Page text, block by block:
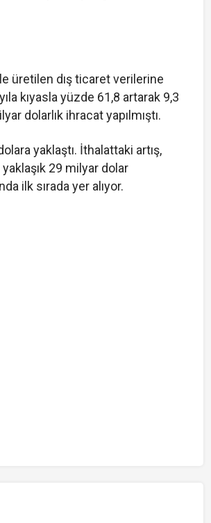
üretilen dış ticaret verilerine
kıyasla yüzde 61,8 artarak 9,3
dolarlık ihracat yapılmıştı.
yaklaştı. İthalattaki artış,
29 milyar dolar
ilk sırada yer alıyor.